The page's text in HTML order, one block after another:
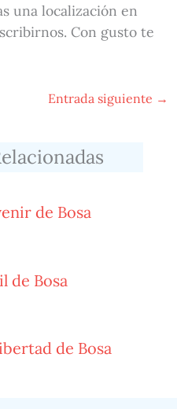
una localización en
Con gusto te
Entrada siguiente →
de Bosa
de Bosa
de Bosa